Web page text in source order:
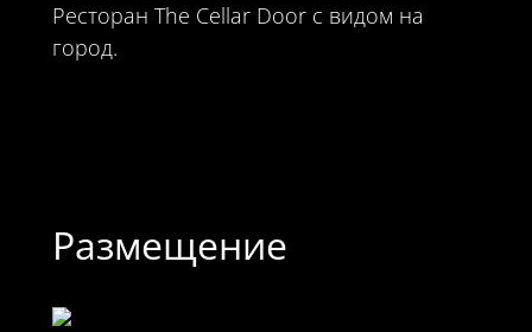
Ресторан The Cellar Door с видом на
город.
Размещение